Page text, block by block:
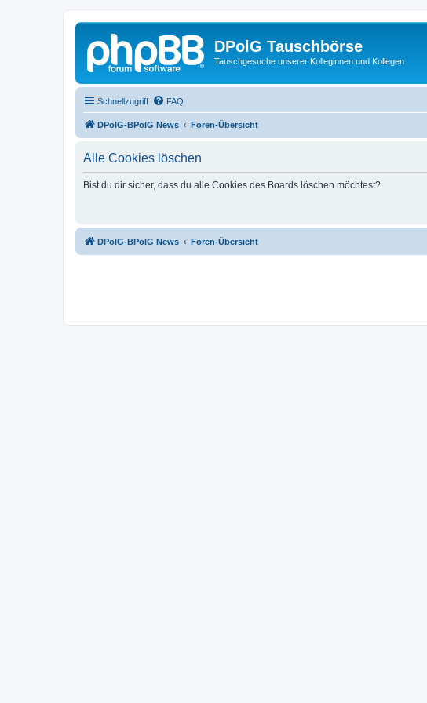
DPolG Tauschbörse
Tauschgesuche unserer Kolleginnen und Kollegen
Schnellzugriff FAQ
DPolG-BPolG News Foren-Übersicht
Alle Cookies löschen
Bist du dir sicher, dass du alle Cookies des Boards löschen möchtest?
DPolG-BPolG News Foren-Übersicht